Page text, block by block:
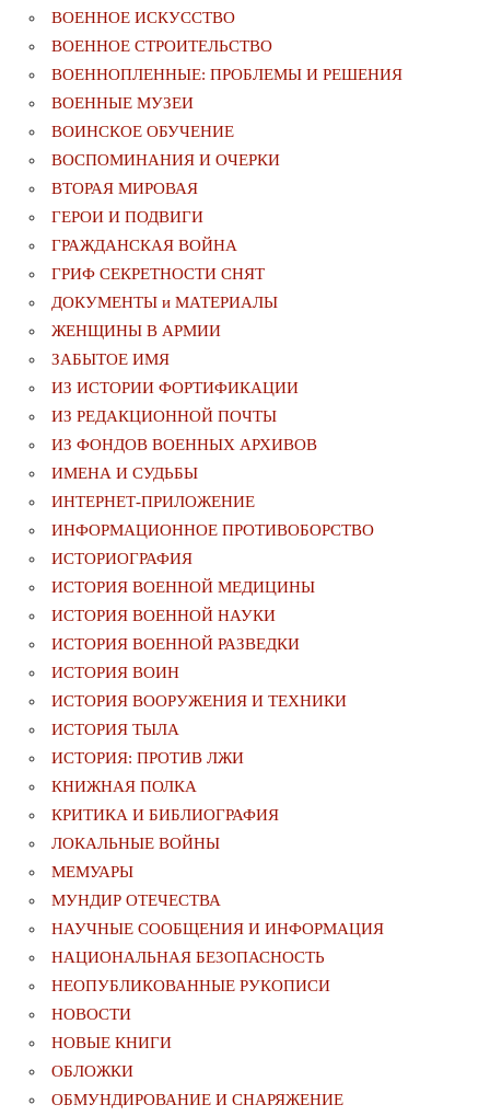
ВОЕННОЕ ИСКУССТВО
ВОЕННОЕ СТРОИТЕЛЬСТВО
ВОЕННОПЛЕННЫЕ: ПРОБЛЕМЫ И РЕШЕНИЯ
ВОЕННЫЕ МУЗЕИ
ВОИНСКОЕ ОБУЧЕНИЕ
ВОСПОМИНАНИЯ И ОЧЕРКИ
ВТОРАЯ МИРОВАЯ
ГЕРОИ И ПОДВИГИ
ГРАЖДАНСКАЯ ВОЙНА
ГРИФ СЕКРЕТНОСТИ СНЯТ
ДОКУМЕНТЫ и МАТЕРИАЛЫ
ЖЕНЩИНЫ В АРМИИ
ЗАБЫТОЕ ИМЯ
ИЗ ИСТОРИИ ФОРТИФИКАЦИИ
ИЗ РЕДАКЦИОННОЙ ПОЧТЫ
ИЗ ФОНДОВ ВОЕННЫХ АРХИВОВ
ИМЕНА И СУДЬБЫ
ИНТЕРНЕТ-ПРИЛОЖЕНИЕ
ИНФОРМАЦИОННОЕ ПРОТИВОБОРСТВО
ИСТОРИОГРАФИЯ
ИСТОРИЯ ВОЕННОЙ МЕДИЦИНЫ
ИСТОРИЯ ВОЕННОЙ НАУКИ
ИСТОРИЯ ВОЕННОЙ РАЗВЕДКИ
ИСТОРИЯ ВОИН
ИСТОРИЯ ВООРУЖЕНИЯ И ТЕХНИКИ
ИСТОРИЯ ТЫЛА
ИСТОРИЯ: ПРОТИВ ЛЖИ
КНИЖНАЯ ПОЛКА
КРИТИКА И БИБЛИОГРАФИЯ
ЛОКАЛЬНЫЕ ВОЙНЫ
МЕМУАРЫ
МУНДИР ОТЕЧЕСТВА
НАУЧНЫЕ СООБЩЕНИЯ И ИНФОРМАЦИЯ
НАЦИОНАЛЬНАЯ БЕЗОПАСНОСТЬ
НЕОПУБЛИКОВАННЫЕ РУКОПИСИ
НОВОСТИ
НОВЫЕ КНИГИ
ОБЛОЖКИ
ОБМУНДИРОВАНИЕ И СНАРЯЖЕНИЕ